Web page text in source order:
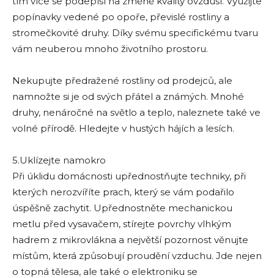
popínavky vedené po opoře, převislé rostliny a
stromečkovité druhy. Díky svému specifickému tvaru
vám neuberou mnoho životního prostoru.
Nekupujte předražené rostliny od prodejců, ale
namnožte si je od svých přátel a známých. Mnohé
druhy, nenáročné na světlo a teplo, naleznete také ve
volné přírodě. Hledejte v hustých hájích a lesích.
5.Uklízejte namokro
Při úklidu domácnosti upřednostňujte techniky, při
kterých nerozvíříte prach, který se vám podařilo
úspěšně zachytit. Upřednostněte mechanickou
metlu před vysavačem, stírejte povrchy vlhkým
hadrem z mikrovlákna a největší pozornost věnujte
místům, která způsobují proudění vzduchu. Jde nejen
o topná tělesa, ale také o elektroniku se